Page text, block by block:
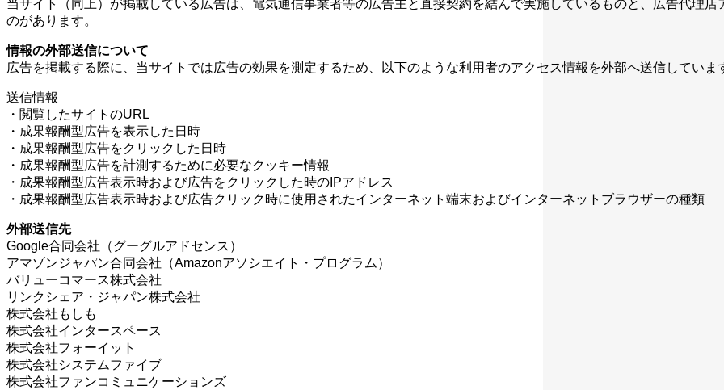
当サイト（同上）が掲載している広告は、電気通信事業者等の広告主と直接契約を結んで実施しているものと、広告代理
のがあります。
情報の外部送信について
広告を掲載する際に、当サイトでは広告の効果を測定するため、以下のような利用者のアクセス情報を外部へ送信していま
送信情報
・閲覧したサイトのURL
・成果報酬型広告を表示した日時
・成果報酬型広告をクリックした日時
・成果報酬型広告を計測するために必要なクッキー情報
・成果報酬型広告表示時および広告をクリックした時のIPアドレス
・成果報酬型広告表示時および広告クリック時に使用されたインターネット端末およびインターネットブラウザーの種類
外部送信先
Google合同会社（グーグルアドセンス）
アマゾンジャパン合同会社（Amazonアソシエイト・プログラム）
バリューコマース株式会社
リンクシェア・ジャパン株式会社
株式会社もしも
株式会社インタースペース
株式会社フォーイット
株式会社システムファイブ
株式会社ファンコミュニケーションズ